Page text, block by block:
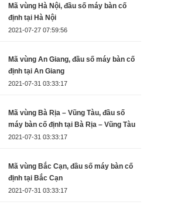
Mã vùng Hà Nội, đầu số máy bàn cố
định tại Hà Nội
2021-07-27 07:59:56
Mã vùng An Giang, đầu số máy bàn cố
định tại An Giang
2021-07-31 03:33:17
Mã vùng Bà Rịa – Vũng Tàu, đầu số
máy bàn cố định tại Bà Rịa – Vũng Tàu
2021-07-31 03:33:17
Mã vùng Bắc Cạn, đầu số máy bàn cố
định tại Bắc Cạn
2021-07-31 03:33:17